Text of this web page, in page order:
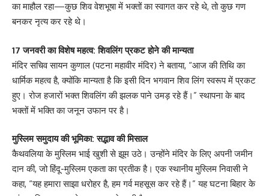
का माहौल रहा—कुछ शिव वेशभूषा में भक्तों का स्वागत कर रहे थे, तो कुछ गण
बनकर नृत्य कर रहे थे।
17 जनवरी का विशेष महत्व: शिवलिंग प्रकट होने की मान्यता
मंदिर सचिव सायन कुणाल (पटना महावीर मंदिर) ने बताया, “आज की तिथि का
धार्मिक महत्व है, क्योंकि मान्यता है कि इसी दिन भगवान शिव लिंग स्वरूप में प्रकट
हुए। रोज हजारों भक्त शिवलिंग की झलक पाने उमड़ रहे हैं।” स्थापना के बाद
भक्तों में भक्ति का जनून उफान पर है।
मुस्लिम समुदाय की भूमिका: सद्भाव की मिसाल
कैथवलिया के मुस्लिम भाई खुशी से झूम उठे। उन्होंने मंदिर के लिए अपनी जमीन
दान की, जो हिंदू-मुस्लिम एकता का प्रतीक है। एक स्थानीय मुस्लिम निवासी ने
कहा, “यह हमारा साझा धरोहर है, हम गर्व महसूस कर रहे हैं।” यह घटना बिहार के